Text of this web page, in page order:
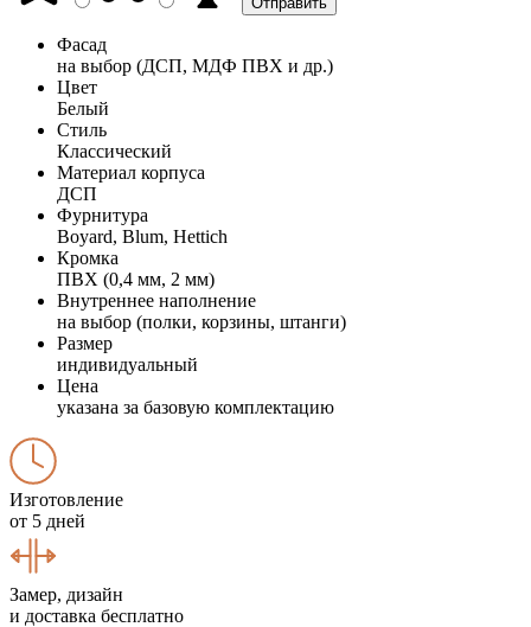
Фасад
на выбор (ДСП, МДФ ПВХ и др.)
Цвет
Белый
Стиль
Классический
Материал корпуса
ДСП
Фурнитура
Boyard, Blum, Hettich
Кромка
ПВХ (0,4 мм, 2 мм)
Внутреннее наполнение
на выбор (полки, корзины, штанги)
Размер
индивидуальный
Цена
указана за базовую комплектацию
Изготовление
от 5 дней
Замер, дизайн
и доставка бесплатно